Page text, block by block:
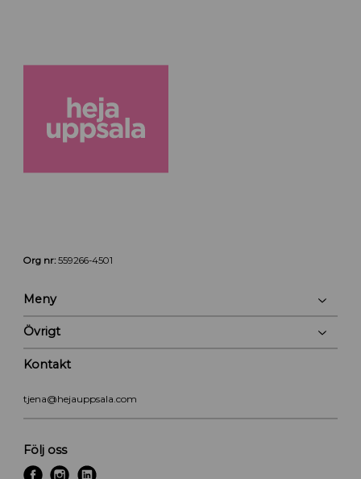
Org nr:559266-4501
Meny
Övrigt
Kontakt
tjena@hejauppsala.com
Följ oss